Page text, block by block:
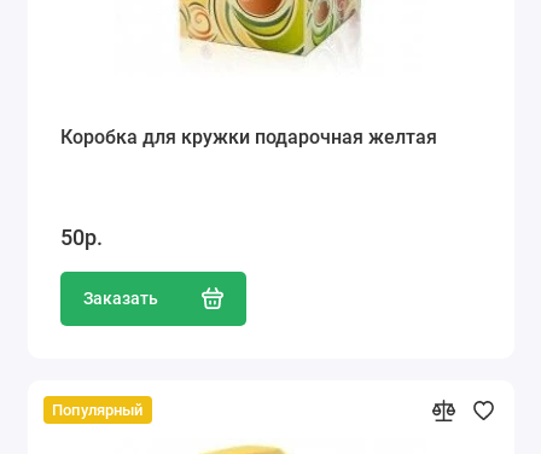
Коробка для кружки подарочная желтая
50р.
Заказать
Популярный